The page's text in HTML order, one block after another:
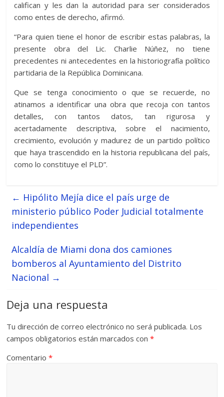
califican y les dan la autoridad para ser considerados
como entes de derecho, afirmó.
“Para quien tiene el honor de escribir estas palabras, la
presente obra del Lic. Charlie Núñez, no tiene
precedentes ni antecedentes en la historiografía político
partidaria de la República Dominicana.
Que se tenga conocimiento o que se recuerde, no
atinamos a identificar una obra que recoja con tantos
detalles, con tantos datos, tan rigurosa y
acertadamente descriptiva, sobre el nacimiento,
crecimiento, evolución y madurez de un partido político
que haya trascendido en la historia republicana del país,
como lo constituye el PLD”.
← Hipólito Mejía dice el país urge de
ministerio público Poder Judicial totalmente
independientes
Alcaldía de Miami dona dos camiones
bomberos al Ayuntamiento del Distrito
Nacional →
Deja una respuesta
Tu dirección de correo electrónico no será publicada. Los
campos obligatorios están marcados con*
Comentario*